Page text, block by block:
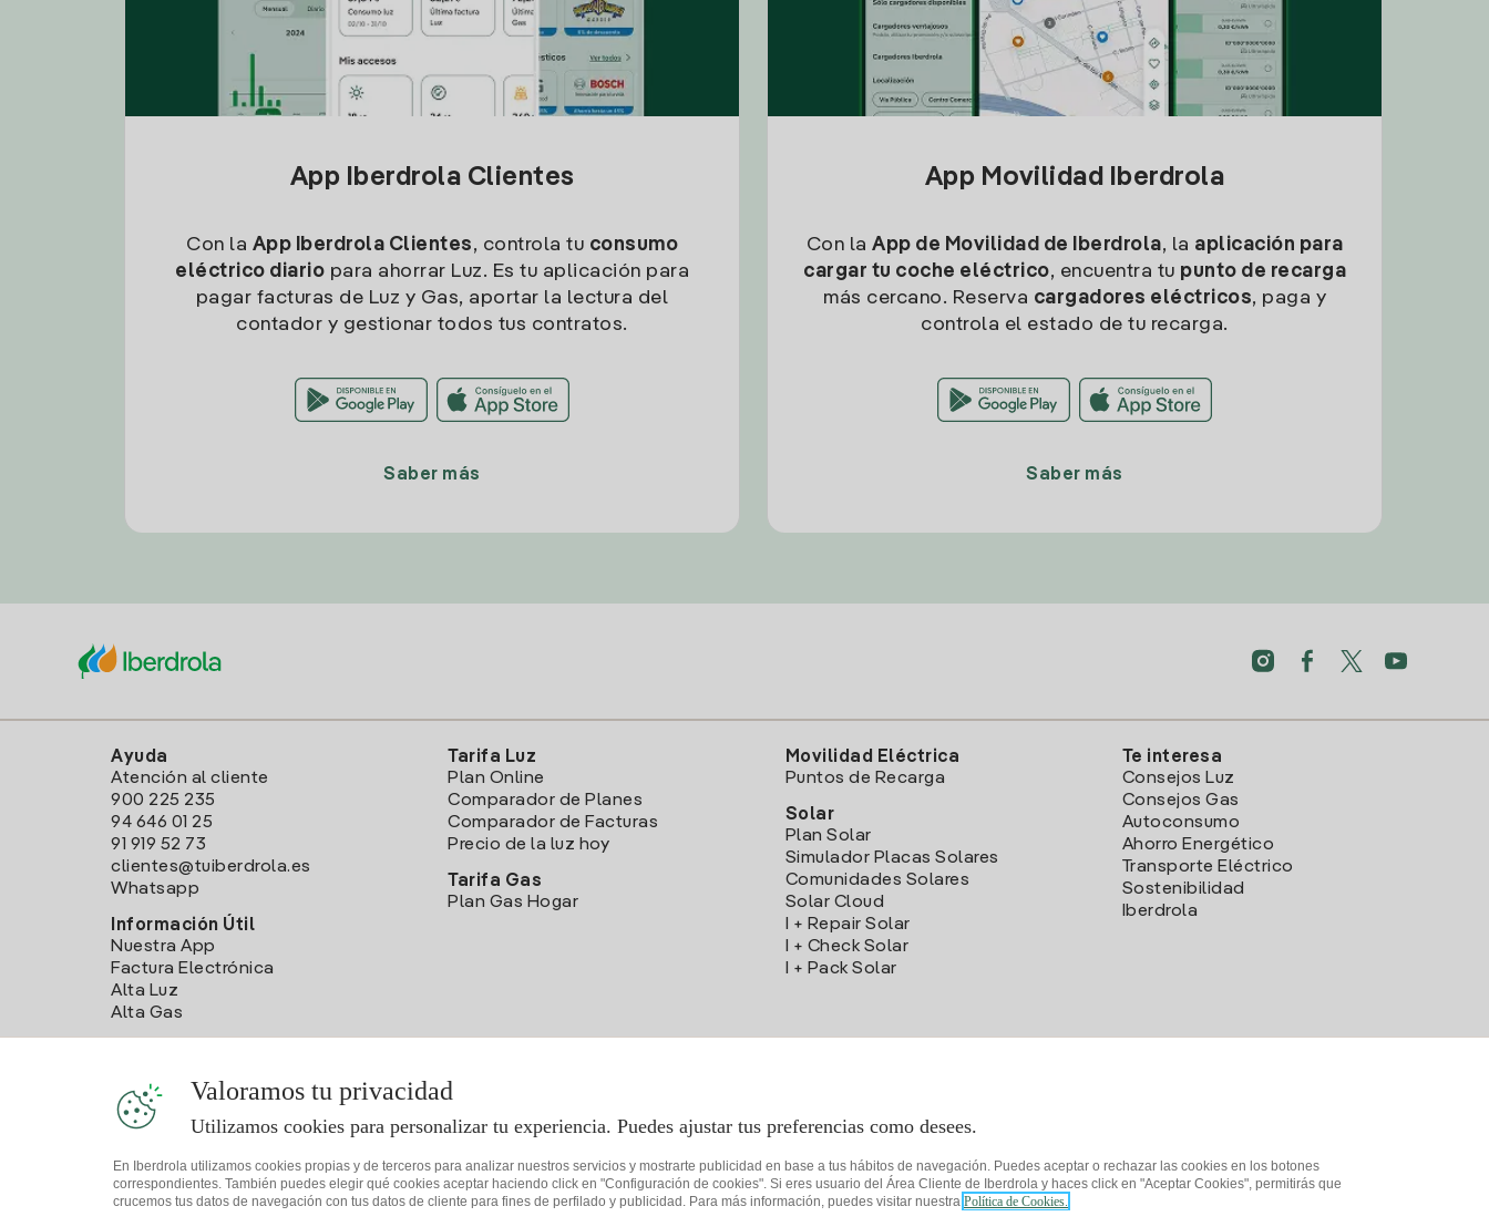
App Iberdrola Clientes
Con la App Iberdrola Clientes, controla tu consumo
eléctrico diario para ahorrar Luz. Es tu aplicación para
pagar facturas de Luz y Gas, aportar la lectura del
contador y gestionar todos tus contratos.
Saber más
App Movilidad Iberdrola
Con la App de Movilidad de Iberdrola, la aplicación para
cargar tu coche eléctrico, encuentra tu punto de recarga
más cercano. Reserva cargadores eléctricos, paga y
controla el estado de tu recarga.
Saber más
Ayuda
Atención al cliente
900 225 235
94 646 01 25
91 919 52 73
clientes@tuiberdrola.es
Whatsapp
Información Útil
Nuestra App
Factura Electrónica
Alta Luz
Alta Gas
Tarifa Luz
Plan Online
Comparador de Planes
Comparador de Facturas
Precio de la luz hoy
Tarifa Gas
Plan Gas Hogar
Movilidad Eléctrica
Puntos de Recarga
Solar
Plan Solar
Simulador Placas Solares
Comunidades Solares
Solar Cloud
I + Repair Solar
I + Check Solar
I + Pack Solar
Te interesa
Consejos Luz
Consejos Gas
Autoconsumo
Ahorro Energético
Transporte Eléctrico
Sostenibilidad
Iberdrola
Valoramos tu privacidad
Utilizamos cookies para personalizar tu experiencia. Puedes ajustar tus preferencias como desees.
En Iberdrola utilizamos cookies propias y de terceros para analizar nuestros servicios y mostrarte publicidad en base a tus hábitos de navegación. Puedes aceptar o rechazar las cookies en los botones
correspondientes. También puedes elegir qué cookies aceptar haciendo click en "Configuración de cookies". Si eres usuario del Área Cliente de Iberdrola y haces click en "Aceptar Cookies", permitirás que
crucemos tus datos de navegación con tus datos de cliente para fines de perfilado y publicidad. Para más información, puedes visitar nuestra Política de Cookies.